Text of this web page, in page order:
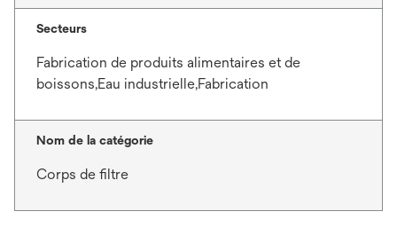
Secteurs
Fabrication de produits alimentaires et de
boissons,Eau industrielle,Fabrication
Nom de la catégorie
Corps de filtre